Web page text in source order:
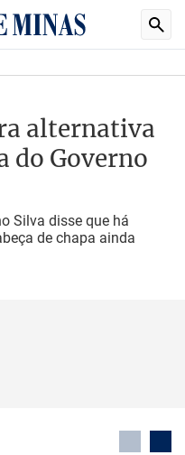
alternativa
do Governo
Silva disse que há
de chapa ainda